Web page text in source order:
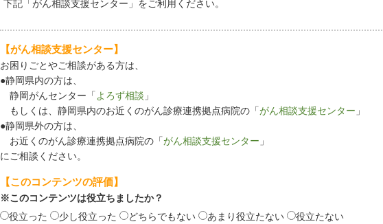
下記「がん相談支援センター」をご利用ください。
【がん相談支援センター】
お困りごとやご相談がある方は、
●静岡県内の方は、
静岡がんセンター「 よろず相談 」
もしくは、静岡県内のお近くのがん診療連携拠点病院の「がん相談支援センター 」
●静岡県外の方は、
お近くのがん診療連携拠点病院の「がん相談支援センター 」
にご相談ください。
【このコンテンツの評価】
※このコンテンツは役立ちましたか？
役立った
少し役立った どちらでもない あまり役立たない
役立たない